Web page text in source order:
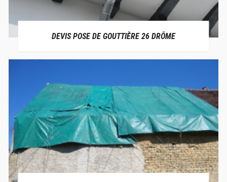
DEVIS POSE DE GOUTTIÈRE 26 DRÔME